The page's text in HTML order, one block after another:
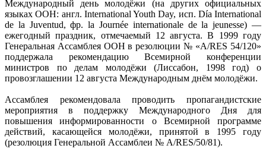
Международный день молодёжи (на других официальных
языках ООН: англ. International Youth Day, исп. Día International
de la Juventud, фр. la Journée internationale de la jeunesse) —
ежегодный праздник, отмечаемый 12 августа. В 1999 году
Генеральная Ассамблея ООН в резолюции № «A/RES 54/120»
поддержала рекомендацию Всемирной конференции
министров по делам молодёжи (Лиссабон, 1998 год) о
провозглашении 12 августа Международным днём молодёжи.
Ассамблея рекомендовала проводить пропагандистские
мероприятия в поддержку Международного Дня для
повышения информированности о Всемирной программе
действий, касающейся молодёжи, принятой в 1995 году
(резолюция Генеральной Ассамблеи № A/RES/50/81).